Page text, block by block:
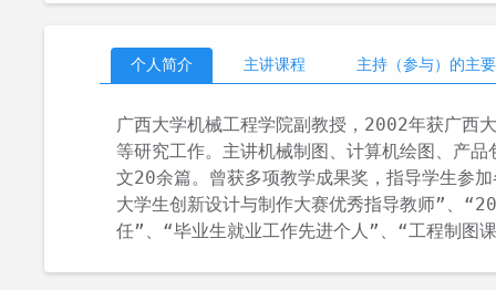
个人简介 主讲课程 主持（参与）的主